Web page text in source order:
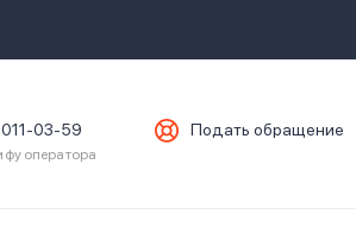
03-59
оператора
Подать обращение